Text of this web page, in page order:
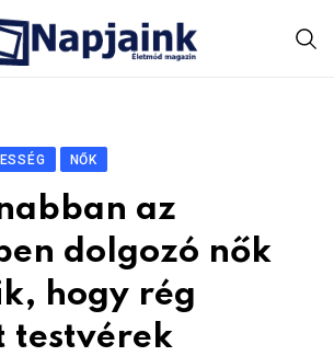
NŐK
az
dolgozó nők
hogy rég
testvérek